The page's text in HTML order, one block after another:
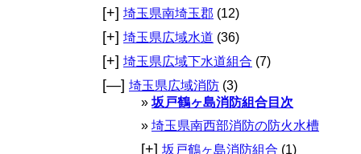
[+] 埼玉県南埼玉郡 (12)
[+] 埼玉県広域水道 (36)
[+] 埼玉県広域下水道組合 (7)
[—] 埼玉県広域消防 (3)
坂戸鶴ヶ島消防組合目次
埼玉県南西部消防の防火水槽
[+] 坂戸鶴ヶ島消防組合 (1)